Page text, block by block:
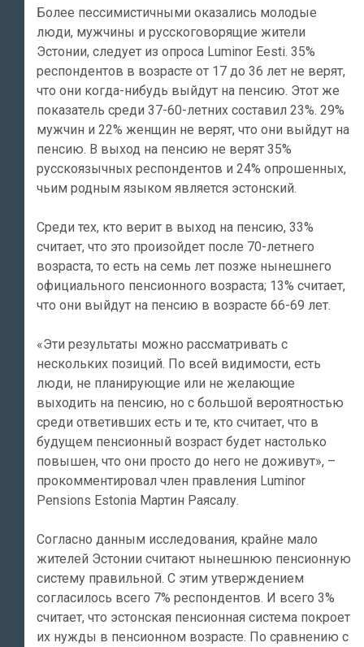
Более пессимистичными оказались молодые
люди, мужчины и русскоговорящие жители
Эстонии, следует из опроса Luminor Eesti. 35%
респондентов в возрасте от 17 до 36 лет не верят,
что они когда-нибудь выйдут на пенсию. Этот же
показатель среди 37-60-летних составил 23%. 29%
мужчин и 22% женщин не верят, что они выйдут на
пенсию. В выход на пенсию не верят 35%
русскоязычных респондентов и 24% опрошенных,
чьим родным языком является эстонский.
Среди тех, кто верит в выход на пенсию, 33%
считает, что это произойдет после 70-летнего
возраста, то есть на семь лет позже нынешнего
официального пенсионного возраста; 13% считает,
что они выйдут на пенсию в возрасте 66-69 лет.
«Эти результаты можно рассматривать с
нескольких позиций. По всей видимости, есть
люди, не планирующие или не желающие
выходить на пенсию, но с большой вероятностью
среди ответивших есть и те, кто считает, что в
будущем пенсионный возраст будет настолько
повышен, что они просто до него не доживут», –
прокомментировал член правления Luminor
Pensions Estonia Мартин Раясалу.
Согласно данным исследования, крайне мало
жителей Эстонии считают нынешнюю пенсионную
систему правильной. С этим утверждением
согласилось всего 7% респондентов. И всего 3%
считает, что эстонская пенсионная система покроет
их нужды в пенсионном возрасте. По сравнению с